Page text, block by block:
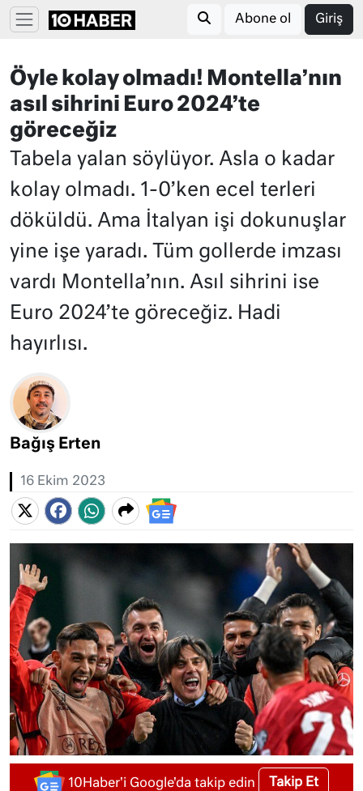
Abone ol Giriş
Öyle kolay olmadı! Montella’nın
asıl sihrini Euro 2024’te
göreceğiz
Tabela yalan söylüyor. Asla o kadar
kolay olmadı. 1-0’ken ecel terleri
döküldü. Ama İtalyan işi dokunuşlar
yine işe yaradı. Tüm gollerde imzası
vardı Montella’nın. Asıl sihrini ise
Euro 2024’te göreceğiz. Hadi
hayırlısı.
Bağış Erten
16 Ekim 2023
10Haber'i Google'da takip edin Takip Et